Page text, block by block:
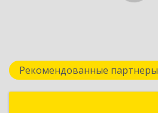
Рекомендованные партнеры